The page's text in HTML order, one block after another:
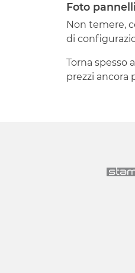
Foto
Non temere,
di
Torna spesso
prezzi ancora